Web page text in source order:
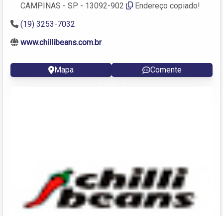
CAMPINAS - SP - 13092-902
Endereço copiado!
(19) 3253-7032
www.chillibeans.com.br
Mapa Comente